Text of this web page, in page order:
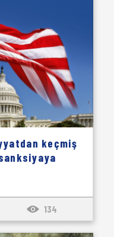
keçmiş
134